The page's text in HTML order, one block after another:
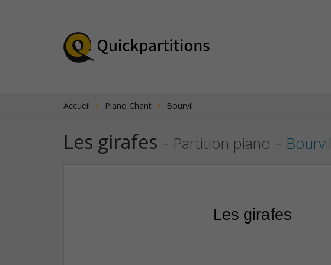
Accueil Piano Chant Bourvil
Les girafes - Partition piano - Bourvil
Les girafes